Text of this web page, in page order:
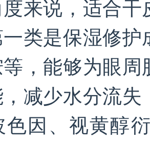
来说，适合
类是保湿修
，能够为眼
减少水分流
色因、视黄醇